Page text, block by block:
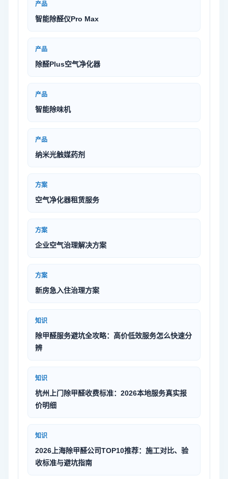
产品
智能除醛仪Pro Max
产品
除醛Plus空气净化器
产品
智能除味机
产品
纳米光触媒药剂
方案
空气净化器租赁服务
方案
企业空气治理解决方案
方案
新房急入住治理方案
知识
除甲醛服务避坑全攻略：高价低效服务怎么快速分
辨
知识
杭州上门除甲醛收费标准：2026本地服务真实报
价明细
知识
2026上海除甲醛公司TOP10推荐：施工对比、验
收标准与避坑指南